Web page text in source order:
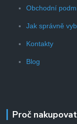
Obchodní
Jak správně
Kontakty
Blog
Proč